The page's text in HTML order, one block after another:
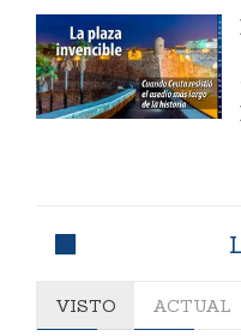
VISTO ACTUAL